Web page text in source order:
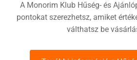
A Monorim Klub Hűség- és
pontokat szerezhetsz, amiket
válthatsz be